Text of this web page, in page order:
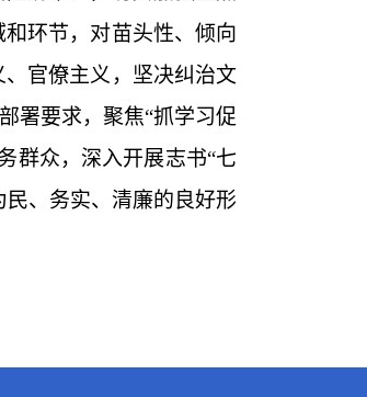
环节，对苗头性、倾向
官僚主义，坚决纠治文
署要求，聚焦“抓学习促
群众，深入开展志书“七
、务实、清廉的良好形